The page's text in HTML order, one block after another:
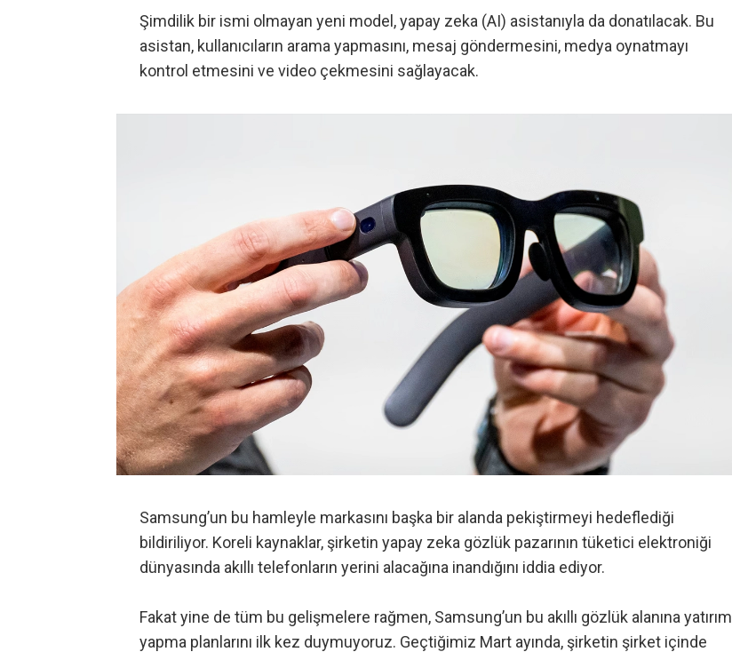
Şimdilik bir ismi olmayan yeni model, yapay zeka (AI) asistanıyla da donatılacak. Bu
asistan, kullanıcıların arama yapmasını, mesaj göndermesini, medya oynatmayı
kontrol etmesini ve video çekmesini sağlayacak.
Samsung’un bu hamleyle markasını başka bir alanda pekiştirmeyi hedeflediği
bildiriliyor. Koreli kaynaklar, şirketin yapay zeka gözlük pazarının tüketici elektroniği
dünyasında akıllı telefonların yerini alacağına inandığını iddia ediyor.
Fakat yine de tüm bu gelişmelere rağmen, Samsung’un bu akıllı gözlük alanına yatırım
yapma planlarını ilk kez duymuyoruz. Geçtiğimiz Mart ayında, şirketin şirket içinde